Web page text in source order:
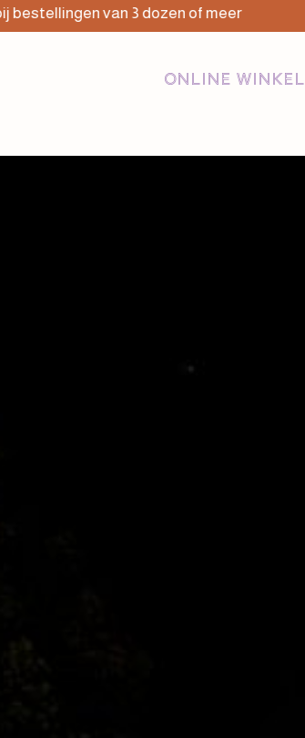
van 3 dozen of meer
ONLINE WINKEL